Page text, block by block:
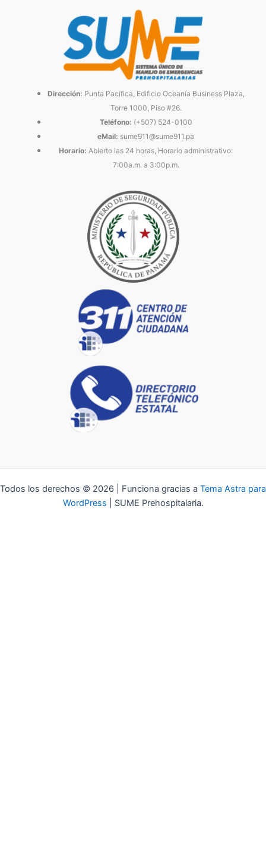
Dirección: Punta Pacífica, Edificio Oceanía Business Plaza,
Torre 1000, Piso #26.
Teléfono: (+507) 524-0100
eMail: sume911@sume911.pa
Horario: Abierto las 24 horas, Horario administrativo:
7:00a.m. a 3:00p.m.
Todos los derechos © 2026 | Funciona gracias a Tema Astra para
WordPress | SUME Prehospitalaria.